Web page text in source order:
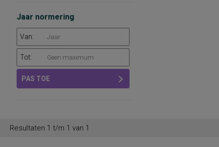
Jaar normering
Van:
Tot:
PAS TOE
Resultaten 1 t/m 1 van 1